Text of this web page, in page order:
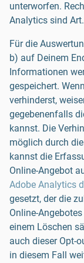
unterworfen.
Analytics sind
Für die
b) auf Deinem
Informationen
gespeichert.
verhinderst,
gegebenenfalls
kannst. Die
möglich durch
kannst die
Online-Angebot
Adobe Analytics
gesetzt, der die
Online-
einem Löschen
auch dieser Opt-
in diesem Fall